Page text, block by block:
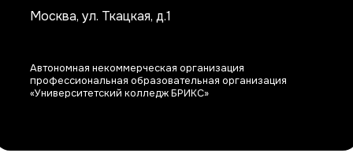
Москва, ул. Ткацкая, д.1
Автономная некоммерческая организация
профессиональная образовательная организация
«Университетский колледж БРИКС»